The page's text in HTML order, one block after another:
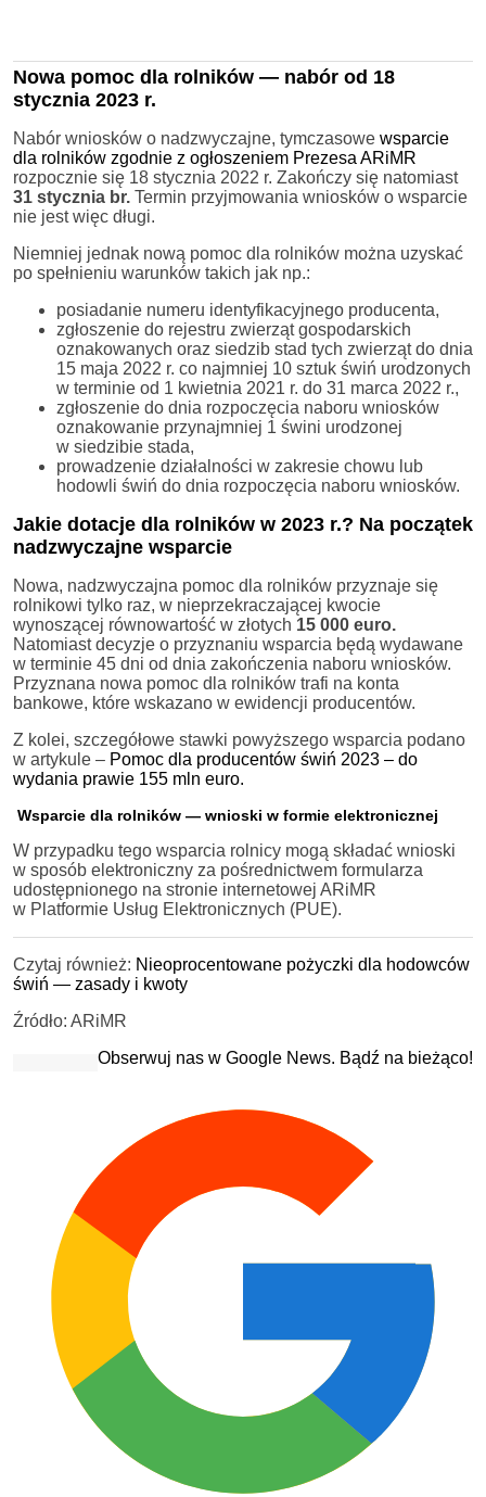
Nowa pomoc dla rolników — nabór od 18
stycznia 2023 r.
Nabór wniosków o nadzwyczajne, tymczasowe wsparcie
dla rolników zgodnie z ogłoszeniem Prezesa ARiMR
rozpocznie się 18 stycznia 2022 r. Zakończy się natomiast
31 stycznia br. Termin przyjmowania wniosków o wsparcie
nie jest więc długi.
Niemniej jednak nową pomoc dla rolników można uzyskać
po spełnieniu warunków takich jak np.:
posiadanie numeru identyfikacyjnego producenta,
zgłoszenie do rejestru zwierząt gospodarskich
oznakowanych oraz siedzib stad tych zwierząt do dnia
15 maja 2022 r. co najmniej 10 sztuk świń urodzonych
w terminie od 1 kwietnia 2021 r. do 31 marca 2022 r.,
zgłoszenie do dnia rozpoczęcia naboru wniosków
oznakowanie przynajmniej 1 świni urodzonej
w siedzibie stada,
prowadzenie działalności w zakresie chowu lub
hodowli świń do dnia rozpoczęcia naboru wniosków.
Jakie dotacje dla rolników w 2023 r.? Na początek
nadzwyczajne wsparcie
Nowa, nadzwyczajna pomoc dla rolników przyznaje się
rolnikowi tylko raz, w nieprzekraczającej kwocie
wynoszącej równowartość w złotych 15 000 euro.
Natomiast decyzje o przyznaniu wsparcia będą wydawane
w terminie 45 dni od dnia zakończenia naboru wniosków.
Przyznana nowa pomoc dla rolników trafi na konta
bankowe, które wskazano w ewidencji producentów.
Z kolei, szczegółowe stawki powyższego wsparcia podano
w artykule – Pomoc dla producentów świń 2023 – do
wydania prawie 155 mln euro.
Wsparcie dla rolników — wnioski w formie elektronicznej
W przypadku tego wsparcia rolnicy mogą składać wnioski
w sposób elektroniczny za pośrednictwem formularza
udostępnionego na stronie internetowej ARiMR
w Platformie Usług Elektronicznych (PUE).
Czytaj również: Nieoprocentowane pożyczki dla hodowców
świń — zasady i kwoty
Źródło: ARiMR
Obserwuj nas w Google News. Bądź na bieżąco!